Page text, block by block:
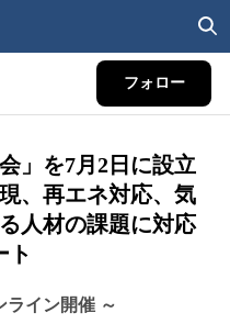
フォロー
」を7月2日に設立
、再エネ対応、気
人材の課題に対応
ト
ライン開催 ～